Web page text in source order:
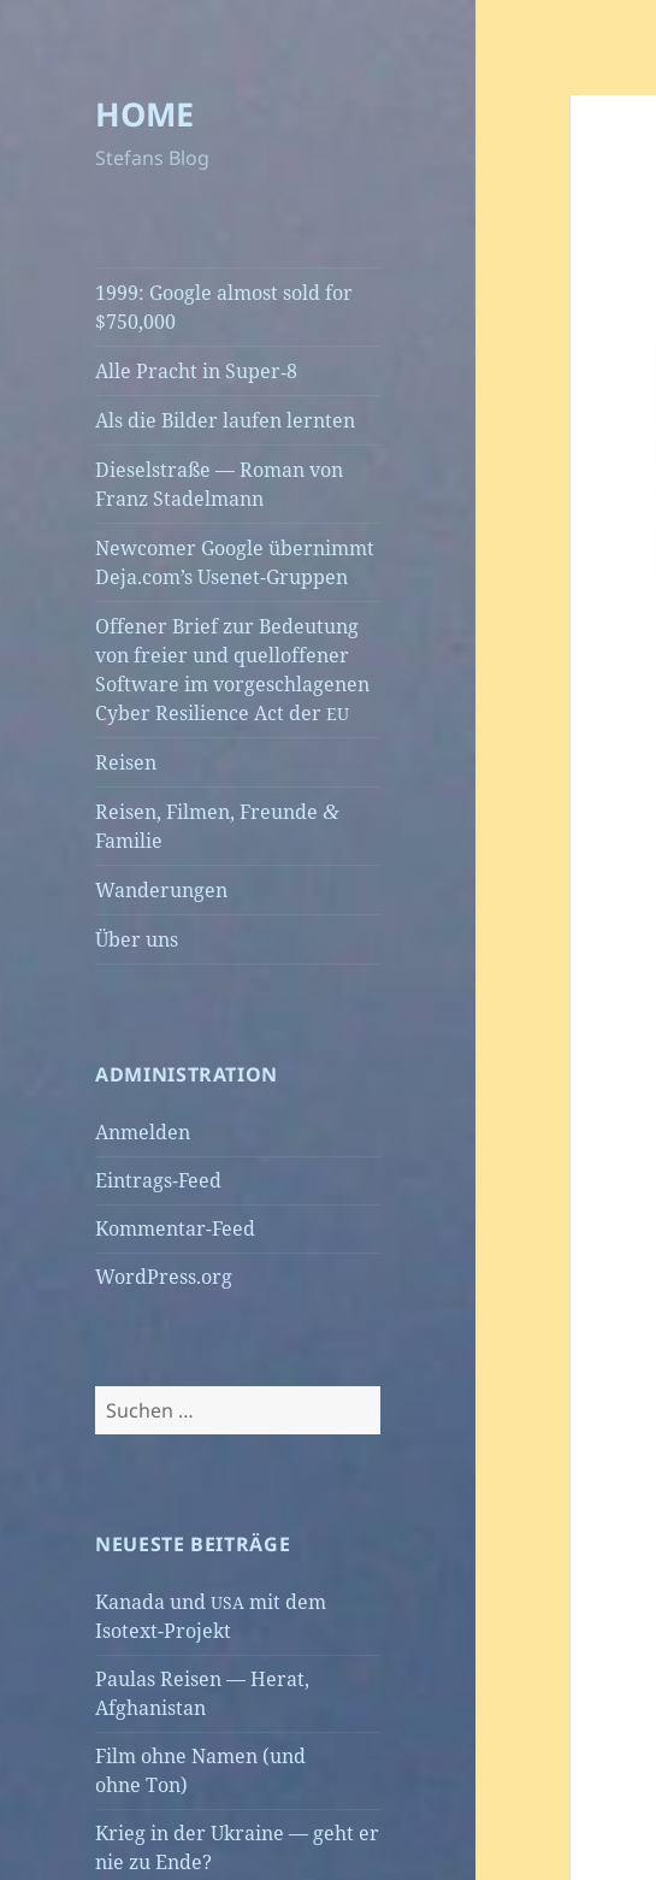
HOME
Stefans Blog
1999: Google almost sold for
$750,000
Alle Pracht in Super‑8
Als die Bilder laufen lernten
Dieselstraße — Roman von
Franz Stadelmann
Newcomer Google übernimmt
Deja.com’s Usenet-Gruppen
Offener Brief zur Bedeutung
von freier und quelloffener
Software im vorgeschlagenen
Cyber Resilience Act derEU
Reisen
Reisen, Filmen, Freunde &
Familie
Wanderungen
Über uns
ADMINISTRATION
Anmelden
Eintrags-Feed
Kommentar-Feed
WordPress.org
Suchen
nach:
NEUESTE BEITRÄGE
Kanada undUSA mit dem
Isotext-Projekt
Paulas Reisen — Herat,
Afghanistan
Film ohne Namen (und
ohne Ton)
Krieg in der Ukraine — geht er
nie zu Ende?